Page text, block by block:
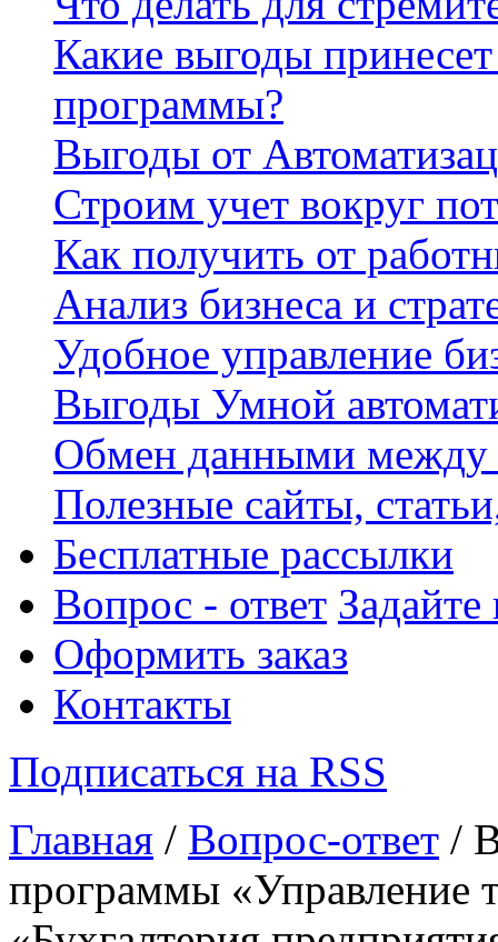
Какие выгоды
программы?
Выгоды от
Строим учет вокруг
Как получить от
Анализ бизнеса и
Удобное управление
Выгоды Умной
Обмен данными между
Полезные сайты,
Бесплатные рассылки
Вопрос - ответ
Оформить заказ
Контакты
Подписаться на RSS
Главная / Вопрос-ответ /
программы «Управление